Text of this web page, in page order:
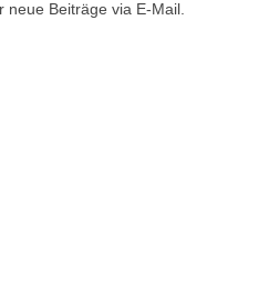
neue Beiträge via E-Mail.